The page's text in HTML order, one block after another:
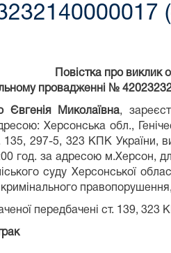
Повістка про виклик
провадженні №
Євгенія Миколаївна,
Херсонська обл.,
135, 297-5, 323 КПК України,
год. за адресою м.Херсон,
суду Херсонської
кримінального
передбачені ст. 139, 323